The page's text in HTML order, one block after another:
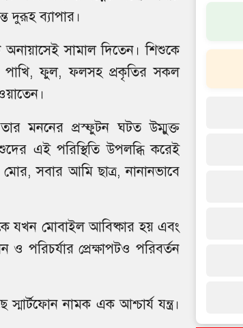
দুরূহ ব্যাপার।
সামাল দিতেন। শিশুকে
পাখি, ফুল, ফলসহ প্রকৃতির সকল
মননের প্রস্ফুটন ঘটত উম্মুক্ত
এই পরিস্থিতি উপলব্ধি করেই
মোর, সবার আমি ছাত্র, নানানভাবে
যখন মোবাইল আবিষ্কার হয় এবং
পরিচর্যার প্রেক্ষাপটও পরিবর্তন
নামক এক আশ্চার্য যন্ত্র।